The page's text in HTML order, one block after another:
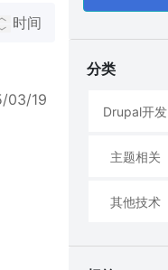
时间
03/19
分类
Drupal开发
主题相关
其他技术